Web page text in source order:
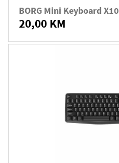
BORG Mini Keyboard X10
20,00 KM